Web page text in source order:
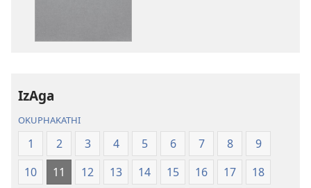
IzAga
OKUPHAKATHI
1 2 3 4 5 6 7 8
9
10
11 12 13 14 15 16 17
18